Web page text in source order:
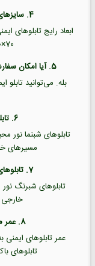
4. سایزهای استاندارد تابلوهای ایمنی چیست؟
70×50 و 100×70 سانتی‌متر است.
5. آیا امکان سفارش تابلو ایمنی در ابعاد سفارشی وجود دارد؟
بله. می‌توانید
6. تابلوهای شبنما چه کاربردی دارند؟
تابلوهای شبنما نور
مسیرهای
7. تابلوهای شبرنگ چه تفاوتی با شبنما دارند؟
تابلوهای شبرنگ نور
خارجی
8. عمر مفید تابلوهای ایمنی چقدر است؟
عمر تابلوهای
تابلوهای